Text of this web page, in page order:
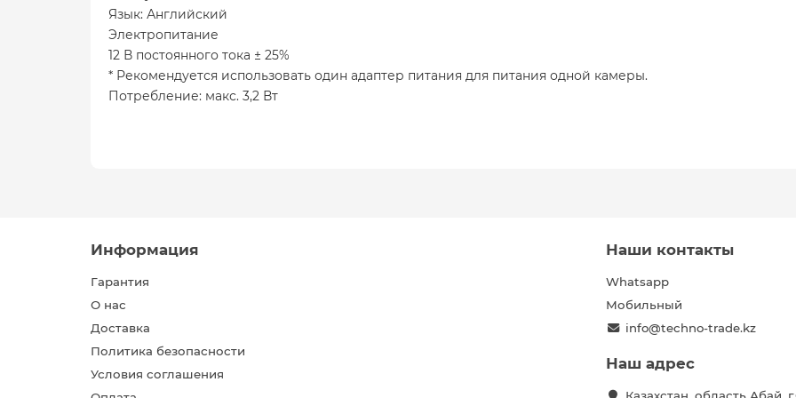
Язык: Английский
Электропитание
12 В постоянного тока ± 25%
* Рекомендуется использовать один адаптер питания для питания одной камеры.
Потребление: макс. 3,2 Вт
Информация
Гарантия
О нас
Доставка
Политика безопасности
Условия соглашения
Наши контакты
Whatsapp
Мобильный
info@techno-trade.kz
Наш адрес